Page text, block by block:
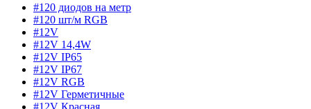
#120 диодов на метр
#120 шт/м RGB
#12V
#12V 14,4W
#12V IP65
#12V IP67
#12V RGB
#12V Герметичные
#12V Красная